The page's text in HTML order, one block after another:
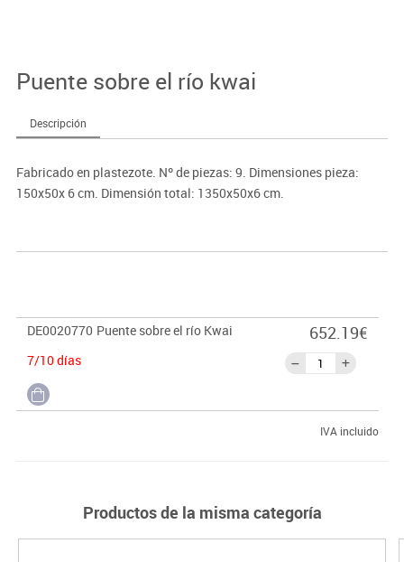
Puente sobre el río kwai
Descripción
Fabricado en plastezote. Nº de piezas: 9. Dimensiones pieza:
150x50x 6 cm. Dimensión total: 1350x50x6 cm.
DE0020770 Puente sobre el río Kwai
7/10 días
652.19€
IVA incluido
Productos de la misma categoría